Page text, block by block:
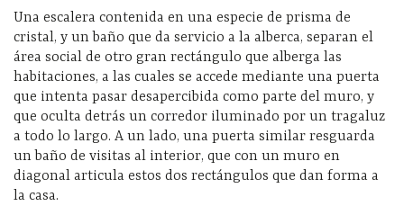
Una escalera contenida en una especie de prisma de
cristal, y un baño que da servicio a la alberca, separan el
área social de otro gran rectángulo que alberga las
habitaciones, a las cuales se accede mediante una puerta
que intenta pasar desapercibida como parte del muro, y
que oculta detrás un corredor iluminado por un tragaluz
a todo lo largo. A un lado, una puerta similar resguarda
un baño de visitas al interior, que con un muro en
diagonal articula estos dos rectángulos que dan forma a
la casa.